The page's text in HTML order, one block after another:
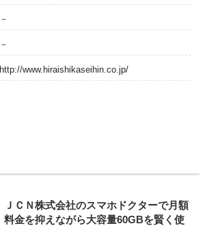
－
－
http://www.hiraishikaseihin.co.jp/
ＪＣＮ株式会社のスマホドクターで月額
料金を抑えながら大容量60GBを賢く使